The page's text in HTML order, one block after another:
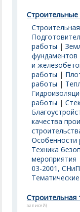
работы |
фундаментов
и
работы |
работы |
работы |
качества
Особенности
Техника
мероприятия
03-2001,
Строительная
записей)